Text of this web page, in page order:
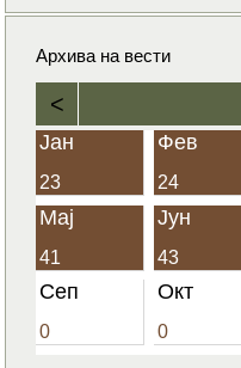
Архива на вести
<
Јан
23
Фев
24
Мај
41
Јун
43
Сеп
0
Окт
0